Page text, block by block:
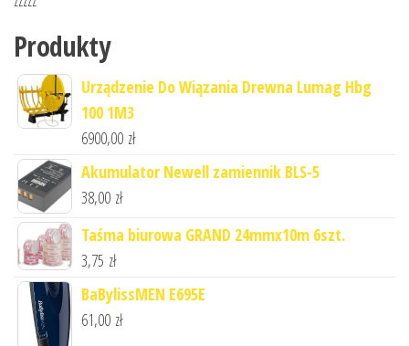
Produkty
Urządzenie Do Wiązania Drewna Lumag Hbg
100 1M3
6900,00 zł
Akumulator Newell zamiennik BLS-5
38,00 zł
Taśma biurowa GRAND 24mmx10m 6szt.
3,75 zł
BaBylissMEN E695E
61,00 zł